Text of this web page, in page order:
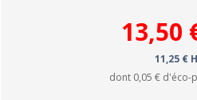
13,50
11,25 €
dont 0,05 € d'éco-